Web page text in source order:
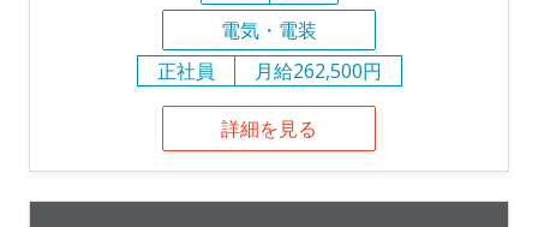
電気・電装
正社員
月給262,500円
詳細を見る